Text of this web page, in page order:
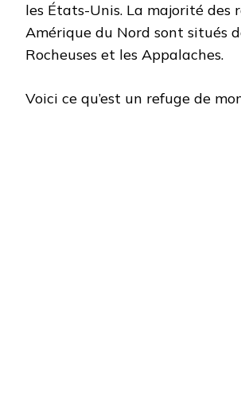
les États-Unis. La majorité des
Amérique du Nord sont situés
Rocheuses et les Appalaches.
Voici ce qu’est un refuge de